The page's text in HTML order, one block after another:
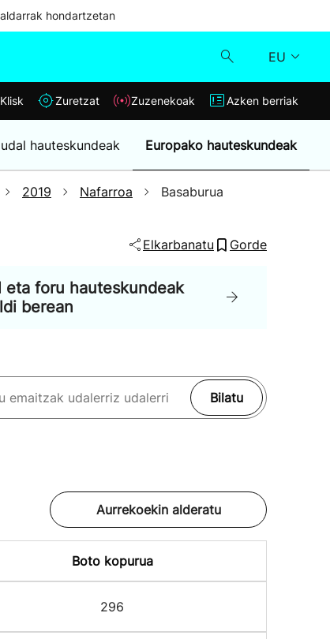
hondartzetan
EU
Klisk
Zuzenekoak
Azken berriak
Klisk Zuretzat Zuzenekoak Azken berriak
hauteskundeak Europako hauteskundeak
2019 Nafarroa Basaburua
Elkarbanatu Gorde
eta foru hauteskundeak
berean
Bilatu
Aurrekoekin alderatu
Boto kopurua
296